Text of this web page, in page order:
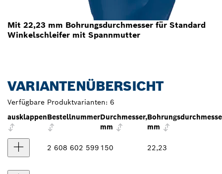
Mit 22,23 mm Bohrungsdurchmesser für Standard
Winkelschleifer mit Spannmutter
VARIANTENÜBERSICHT
Verfügbare Produktvarianten: 6
ausklappenBestellnummerDurchmesser,
mm
mm
2 608 602 599 150 22,23